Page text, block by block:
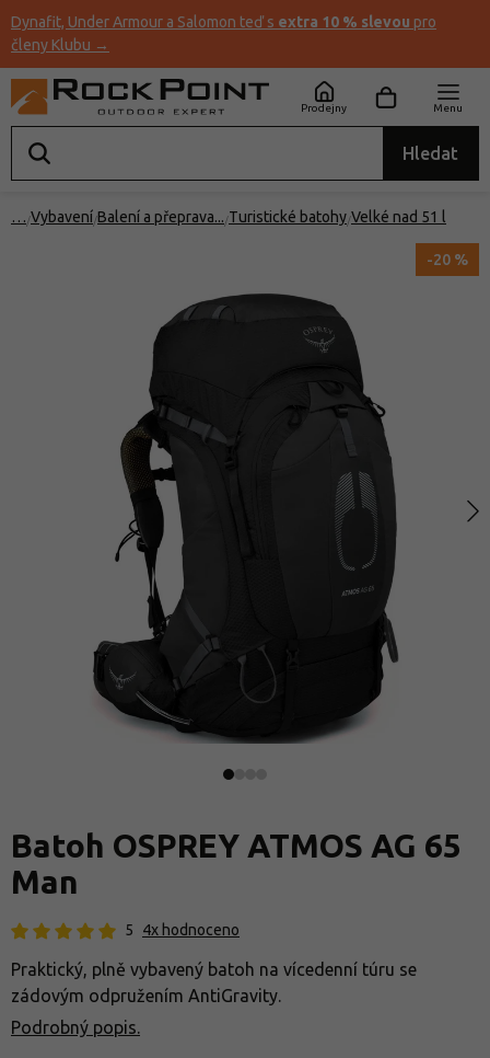
Dynafit, Under Armour a Salomon teď s extra 10 % slevou pro
členy Klubu →
Hledat
Prodejny Menu
… Vybavení Balení a přeprava Turistické batohy Velké nad 51 l
-20 %
Batoh OSPREY ATMOS AG 65
Man
5 4x hodnoceno
Praktický, plně vybavený batoh na vícedenní túru se
zádovým odpružením AntiGravity.
Podrobný popis.